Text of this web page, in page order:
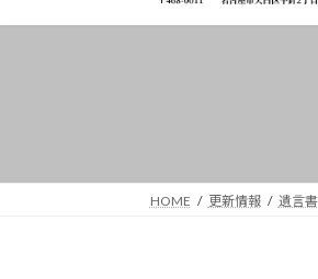
ス
ン
HOME 更新情報 遺言書